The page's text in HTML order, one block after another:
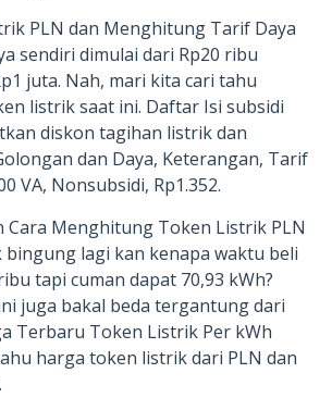
PLN dan Menghitung Tarif Daya
sendiri dimulai dari Rp20 ribu
juta. Nah, mari kita cari tahu
listrik saat ini. Daftar Isi subsidi
diskon tagihan listrik dan
dan Daya, Keterangan, Tarif
VA, Nonsubsidi, Rp1.352.
Cara Menghitung Token Listrik PLN
bingung lagi kan kenapa waktu beli
tapi cuman dapat 70,93 kWh?
juga bakal beda tergantung dari
Terbaru Token Listrik Per kWh
harga token listrik dari PLN dan